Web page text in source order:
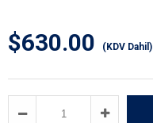
$630.00 (KDV Dahil)